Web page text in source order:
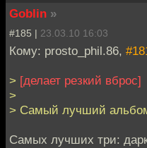
Goblin »
#185 | 23.03.10 16:03
Кому: prosto_phil.86,
> [делает резкий вброс]
>
> Самый лучший
Самых лучших три: